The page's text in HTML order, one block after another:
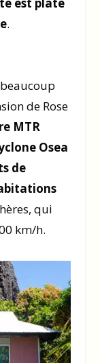
est plate
.
de Rose
MTR
Osea
de
qui
km/h.